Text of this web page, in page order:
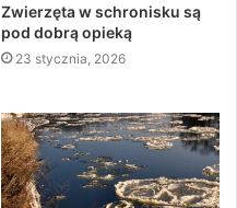
Zwierzęta w schronisku są
pod dobrą opieką
23 stycznia, 2026